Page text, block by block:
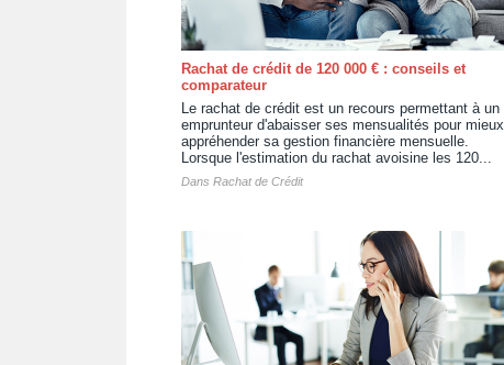
Rachat de crédit de 120 000 € : conseils et
comparateur
Le rachat de crédit est un recours permettant à un
emprunteur d'abaisser ses mensualités pour mieux
appréhender sa gestion financière mensuelle.
Lorsque l'estimation du rachat avoisine les 120...
Dans Rachat de Crédit